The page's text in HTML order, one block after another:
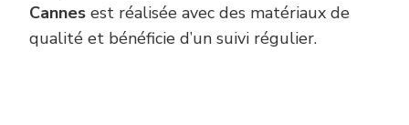
Cannes est réalisée avec des matériaux de
qualité et bénéficie d’un suivi régulier.